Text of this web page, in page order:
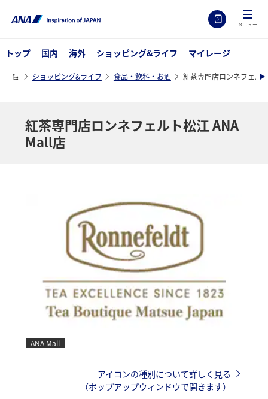
メニュー
トップ 国内 海外 ショッピング&ライフ マイレージ
ショッピング&ライフ 食品・飲料・お酒 紅茶専門店ロンネフェル
紅茶専門店ロンネフェルト松江 ANA
Mall店
ANA Mall
アイコンの種別について詳しく見る
（ポップアップウィンドウで開きます）